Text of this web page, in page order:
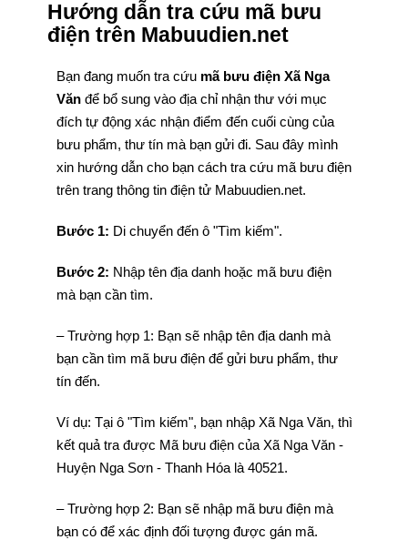
Hướng dẫn tra cứu mã bưu
điện trên Mabuudien.net
Bạn đang muốn tra cứu mã bưu điện Xã Nga
Văn để bổ sung vào địa chỉ nhận thư với mục
đích tự động xác nhận điểm đến cuối cùng của
bưu phẩm, thư tín mà bạn gửi đi. Sau đây mình
xin hướng dẫn cho bạn cách tra cứu mã bưu điện
trên trang thông tin điện tử Mabuudien.net.
Bước 1: Di chuyển đến ô "Tìm kiếm".
Bước 2: Nhập tên địa danh hoặc mã bưu điện
mà bạn cần tìm.
– Trường hợp 1: Bạn sẽ nhập tên địa danh mà
bạn cần tìm mã bưu điện để gửi bưu phẩm, thư
tín đến.
Ví dụ: Tại ô "Tìm kiếm", bạn nhập Xã Nga Văn, thì
kết quả tra được Mã bưu điện của Xã Nga Văn -
Huyện Nga Sơn - Thanh Hóa là 40521.
– Trường hợp 2: Bạn sẽ nhập mã bưu điện mà
bạn có để xác định đối tượng được gán mã.